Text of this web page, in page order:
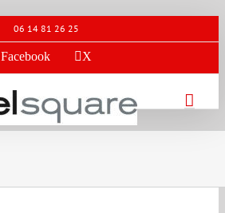
06 14 81 26 25
Facebook X